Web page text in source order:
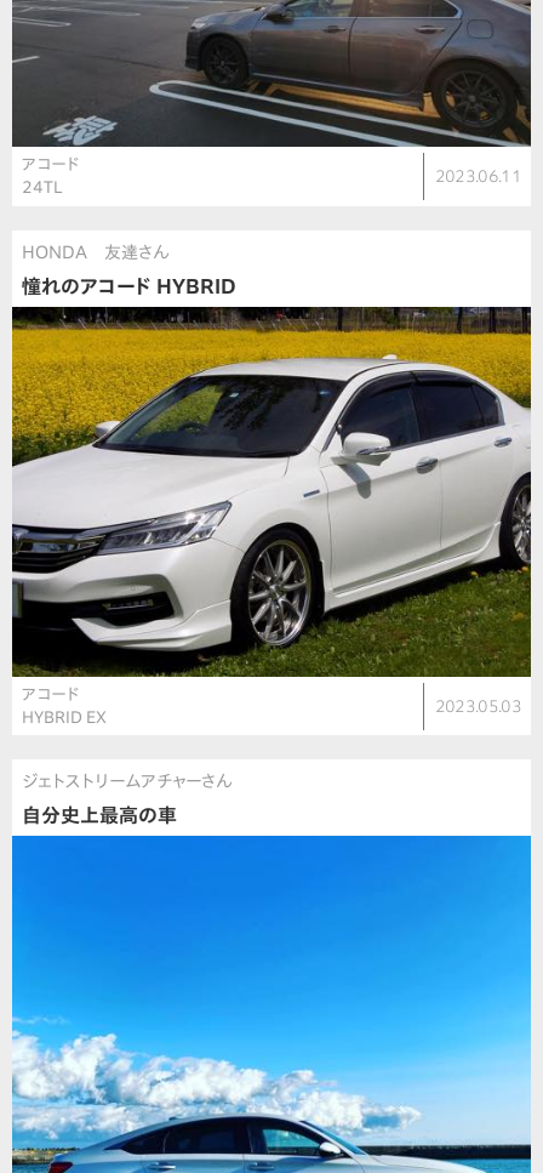
アコード
24TL
2023.06.11
HONDA 友達さん
憧れのアコード HYBRID
アコード
HYBRID EX
2023.05.03
ジェトストリームアチャーさん
自分史上最高の車